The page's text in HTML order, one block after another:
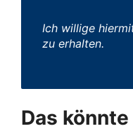
Ich willige
zu erhalten.
Das